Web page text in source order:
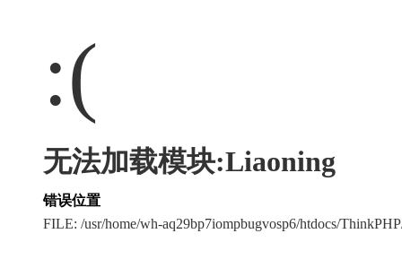
:(
无法加载模块:Liaoning
错误位置
FILE: /usr/home/wh-aq29bp7iompbugvosp6/htdocs/